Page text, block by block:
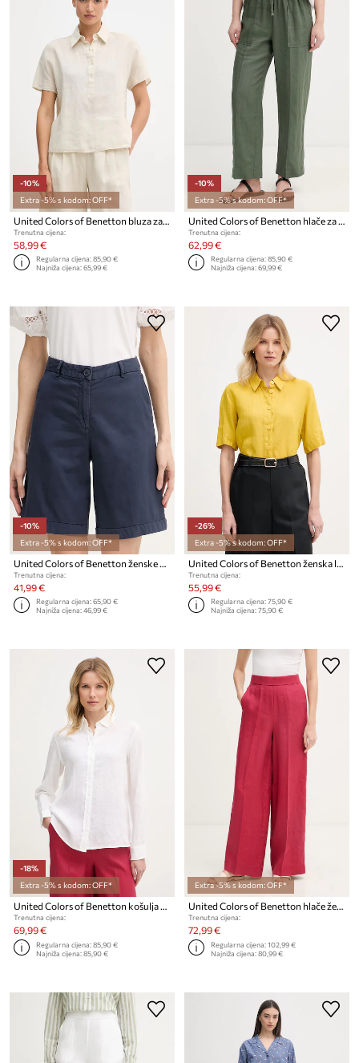
-10%
Extra -5% s kodom: OFF*
Trenutna cijena:
58,99 €
Regularna cijena:85,90 €
Najniža cijena:65,99 €
-10%
Extra -5% s kodom: OFF*
Trenutna cijena:
62,99 €
Regularna cijena:85,90 €
Najniža cijena:69,99 €
-10%
Extra -5% s kodom: OFF*
United Colors of Benetton ženske bermude
Trenutna cijena:
41,99 €
Regularna cijena:65,90 €
Najniža cijena:46,99 €
-26%
Extra -5% s kodom: OFF*
United Colors of Benetton ženska lanena košulja
Trenutna cijena:
55,99 €
Regularna cijena:75,90 €
Najniža cijena:75,90 €
-18%
Extra -5% s kodom: OFF*
United Colors of Benetton košulja za žene od lana
Trenutna cijena:
69,99 €
Regularna cijena:85,90 €
Najniža cijena:85,90 €
Extra -5% s kodom: OFF*
United Colors of Benetton hlače ženske od lana
Trenutna cijena:
72,99 €
Regularna cijena:102,99 €
Najniža cijena:80,99 €